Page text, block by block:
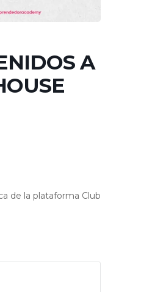
A
de la plataforma Club